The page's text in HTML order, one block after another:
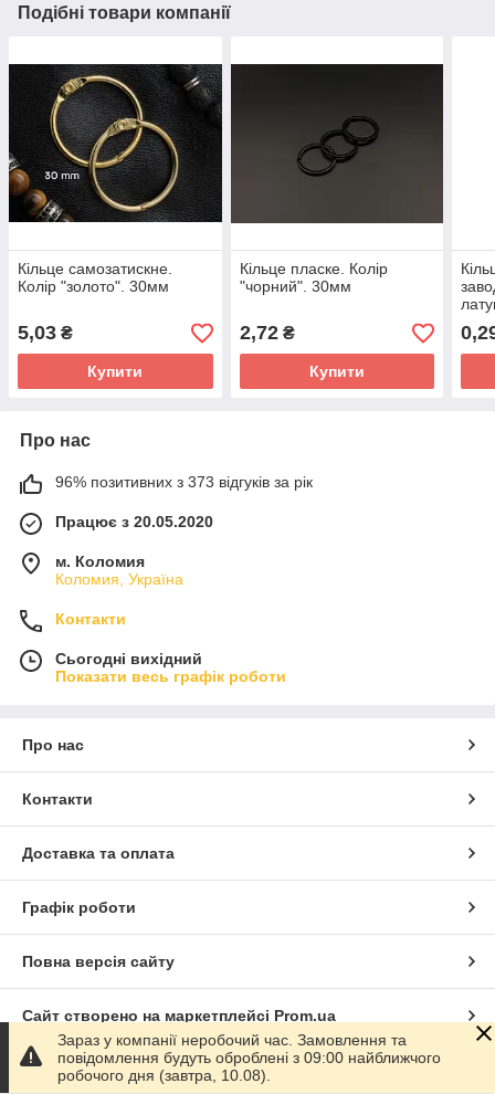
Подібні товари компанії
Кільце самозатискне.
Колір "золото". 30мм
5,03 ₴
Купити
Кільце пласке. Колір
"чорний". 30мм
2,72₴
Купити
Про нас
96% позитивних з 373 відгуків за рік
Працює з 20.05.2020
м. Коломия
Коломия, Україна
Контакти
Сьогодні вихідний
Показати весь графік роботи
Про нас
Контакти
Доставка та оплата
Графік роботи
Повна версія сайту
Сайт створено на маркетплейсі Prom.ua
Політика конфіденційності
Зараз у компанії неробочий час. Замовлення та
повідомлення будуть оброблені з 09:00 найближчого
робочого дня (завтра, 10.08).